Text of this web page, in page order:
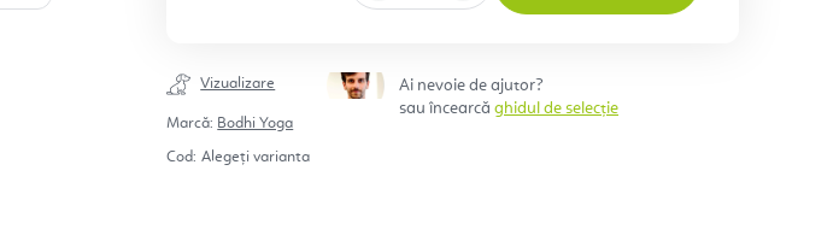
Vizualizare
Marcă: Bodhi Yoga
Cod: Alegeţi varianta
Ai nevoie de ajutor?
sau încearcăghidul de selecție